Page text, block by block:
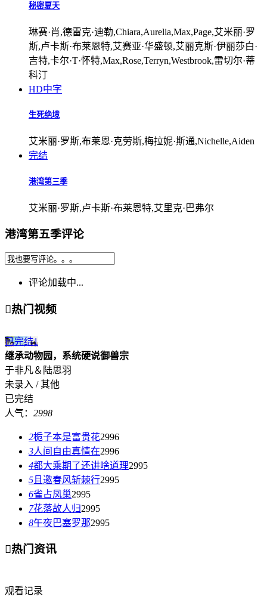
秘密夏天
琳赛·肖,德雷克·迪勒,Chiara,Aurelia,Max,Page,艾米丽·罗
斯,卢卡斯·布莱恩特,艾赛亚·华盛顿,艾丽克斯·伊丽莎白·
吉特,卡尔·T·怀特,Max,Rose,Terryn,Westbrook,雷切尔·蒂
科汀
HD中字
生死绝境
艾米丽·罗斯,布莱恩·克劳斯,梅拉妮·斯通,Nichelle,Aiden
完结
港湾第三季
艾米丽·罗斯,卢卡斯·布莱恩特,艾里克·巴弗尔
港湾第五季评论
评论加载中...
热门视频
已完结1
继承动物园，系统硬说御兽宗
于非凡＆陆思羽
未录入 / 其他
已完结
人气： 2998
2栀子本是富贵花2996
3人间自由真情在2996
4都大乘期了还讲啥道理2995
5 且邀春风斩棘行2995
6雀占凤巢2995
7花落故人归2995
8午夜巴塞罗那2995
热门资讯
观看记录